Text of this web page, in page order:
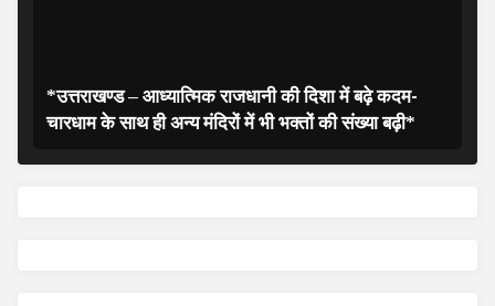
*उत्तराखण्ड – आध्यात्मिक राजधानी की दिशा में बढ़े कदम-
चारधाम के साथ ही अन्य मंदिरों में भी भक्तों की संख्या बढ़ी*